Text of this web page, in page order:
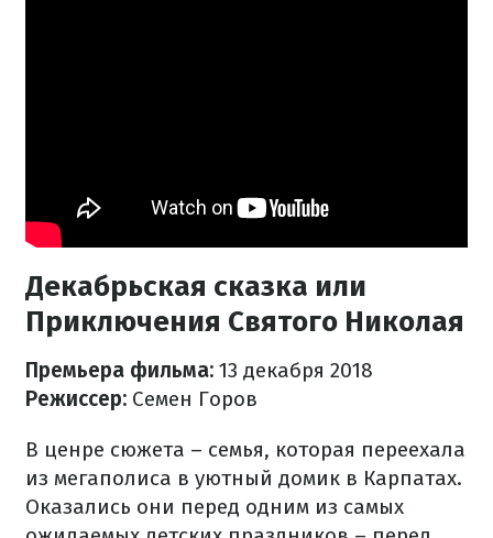
Декабрьская сказка или
Приключения Святого Николая
Премьера фильма: 13 декабря 2018
Режиссер: Семен Горов
В ценре сюжета – семья, которая переехала
из мегаполиса в уютный домик в Карпатах.
Оказались они перед одним из самых